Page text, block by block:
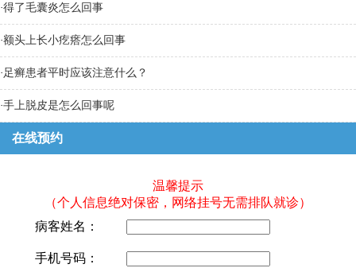
·得了毛囊炎怎么回事
·额头上长小疙瘩怎么回事
·足癣患者平时应该注意什么？
·手上脱皮是怎么回事呢
在线预约
温馨提示
（个人信息绝对保密，网络挂号无需排队就诊）
病客姓名：
手机号码：